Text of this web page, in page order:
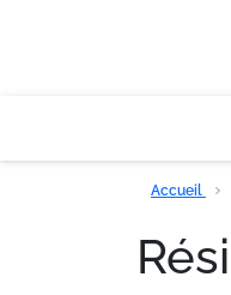
Accueil